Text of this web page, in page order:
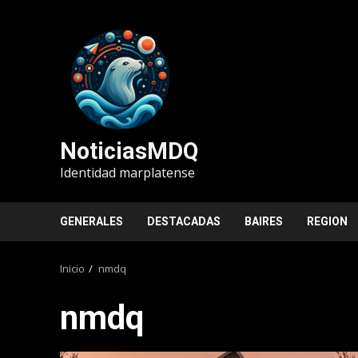
NoticiasMDQ
Identidad marplatense
GENERALES DESTACADAS BAIRES REGION
Inicio nmdq
nmdq